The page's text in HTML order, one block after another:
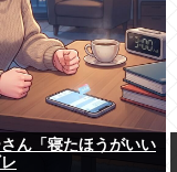
ん「寝たほうがいい